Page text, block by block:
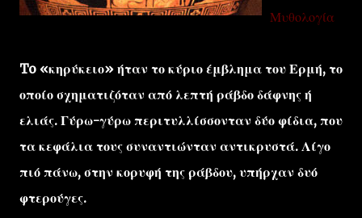
Μυθολογία
To «κηρύκειο» ήταν το κύριο έμβλημα του Ερμή, το
οποίο σχηματιζόταν από λεπτή ράβδο δάφνης ή
ελιάς. Γύρω-γύρω περιτυλλίσσονταν δύο φίδια, που
τα κεφάλια τους συναντιώνταν αντικρυστά. Λίγο
πιό πάνω, στην κορυφή της ράβδου, υπήρχαν δυό
φτερούγες.